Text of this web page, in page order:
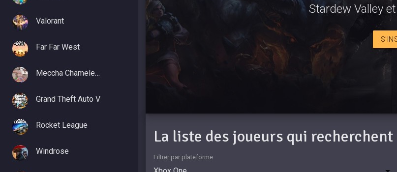
Valorant
Far Far West
Meccha Chameleon
Grand Theft Auto V
Rocket League
Windrose
Stardew Valley
La liste des joueurs qui
Filtrer par plateforme